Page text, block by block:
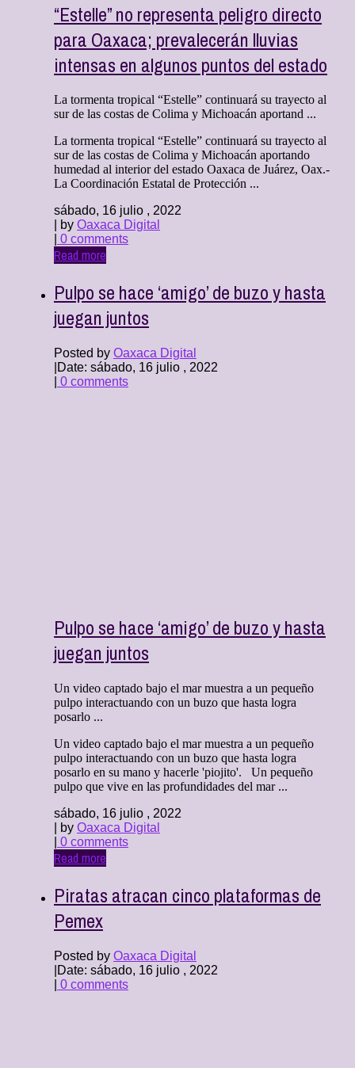
“Estelle” no representa peligro directo
para Oaxaca; prevalecerán lluvias
intensas en algunos puntos del estado
La tormenta tropical “Estelle” continuará su trayecto al
sur de las costas de Colima y Michoacán aportand ...
La tormenta tropical “Estelle” continuará su trayecto al
sur de las costas de Colima y Michoacán aportando
humedad al interior del estado Oaxaca de Juárez, Oax.-
La Coordinación Estatal de Protección ...
sábado, 16 julio , 2022
| by Oaxaca Digital
0 comments
Read more
Pulpo se hace ‘amigo’ de buzo y hasta
juegan juntos
Posted by Oaxaca Digital
Date: sábado, 16 julio , 2022
0 comments
Pulpo se hace ‘amigo’ de buzo y hasta
juegan juntos
Un video captado bajo el mar muestra a un pequeño
pulpo interactuando con un buzo que hasta logra
posarlo ...
Un video captado bajo el mar muestra a un pequeño
pulpo interactuando con un buzo que hasta logra
posarlo en su mano y hacerle 'piojito'. Un pequeño
pulpo que vive en las profundidades del mar ...
sábado, 16 julio , 2022
| by Oaxaca Digital
0 comments
Read more
Piratas atracan cinco plataformas de
Pemex
Posted by Oaxaca Digital
Date: sábado, 16 julio , 2022
0 comments